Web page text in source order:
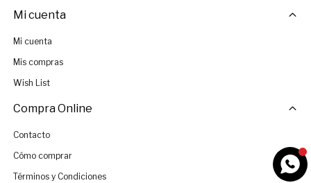
Mi cuenta
Mi cuenta
Mis compras
Wish List
Compra Online
Contacto
Cómo comprar
Términos y Condiciones